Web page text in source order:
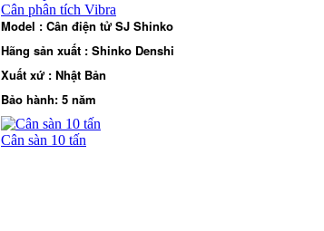
Cân phân tích Vibra
Model : Cân điện tử SJ Shinko
Hãng sản xuất : Shinko Denshi
Xuất xứ : Nhật Bản
Bảo hành: 5 năm
Cân sàn 10 tấn